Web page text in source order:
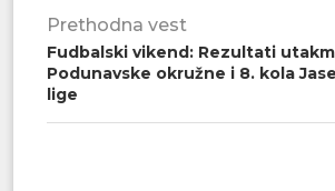
Prethodna vest
Fudbalski vikend: Rezultati
Podunavske okružne i 8. kola
lige